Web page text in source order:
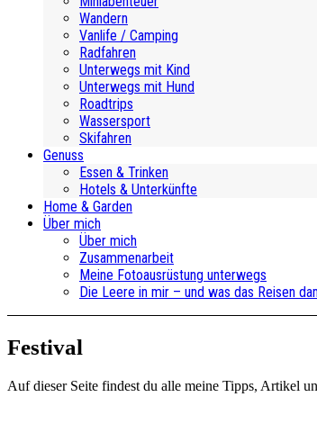
Wandern
Vanlife / Camping
Radfahren
Unterwegs mit Kind
Unterwegs mit Hund
Roadtrips
Wassersport
Skifahren
Genuss
Essen & Trinken
Hotels & Unterkünfte
Home & Garden
Über mich
Über mich
Zusammenarbeit
Meine Fotoausrüstung unterwegs
Die Leere in mir – und was das Reisen
Festival
Auf dieser Seite findest du alle meine Tipps, Artikel